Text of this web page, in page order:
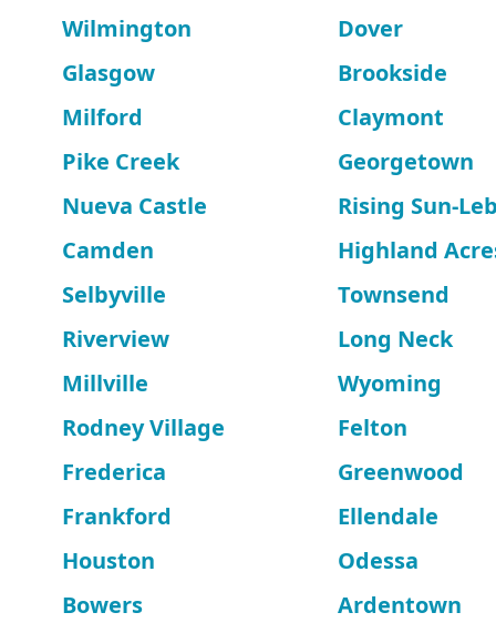
Wilmington
Dover
Glasgow
Brookside
Milford
Claymont
Pike Creek
Georgetown
Nueva Castle
Rising Sun-
Camden
Highland
Selbyville
Townsend
Riverview
Long Neck
Millville
Wyoming
Rodney Village
Felton
Frederica
Greenwood
Frankford
Ellendale
Houston
Odessa
Bowers
Ardentown